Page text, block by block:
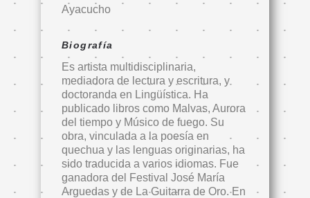
Ayacucho
Biografía
Es artista multidisciplinaria,
mediadora de lectura y escritura, y
doctoranda en Lingüística. Ha
publicado libros como Malvas, Aurora
del tiempo y Músico de fuego. Su
obra, vinculada a la poesía en
quechua y las lenguas originarias, ha
sido traducida a varios idiomas. Fue
ganadora del Festival José María
Arguedas y de La Guitarra de Oro. En